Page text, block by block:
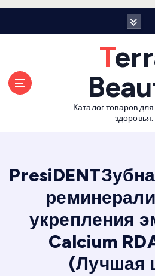
Terra
Каталог товаров
здоровья.
укрепления
Calcium
(Лучшая